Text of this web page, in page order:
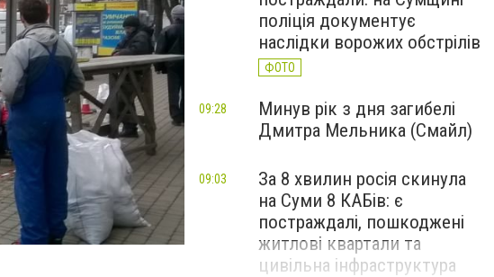
В Сумах поменяют остановки на центральных
поліція документує
наслідки ворожих обстрілів
ФОТО
Минув рік з дня загибелі
Дмитра Мельника (Смайл)
09:28
За 8 хвилин росія скинула
на Суми 8 КАБів: є
постраждалі, пошкоджені
житлові квартали та
цивільна інфраструктура
09:03